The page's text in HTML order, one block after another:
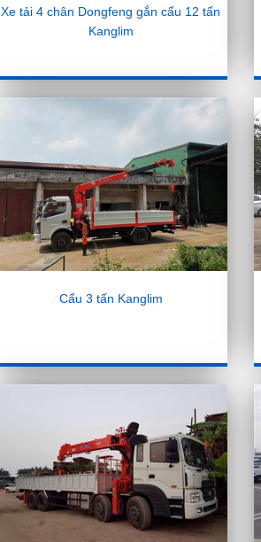
Xe tải 4 chân Dongfeng gắn cẩu 12 tấn
Kanglim
Cẩu 3 tấn Kanglim